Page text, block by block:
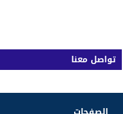
تواصل معنا